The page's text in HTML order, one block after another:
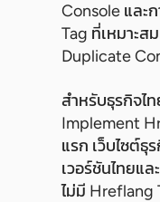
Console และ
Tag ที่เหมาะ
Duplicate
สำหรับธุรกิจไ
Implement
แรก เว็บไซต์ธุ
เวอร์ชันไทยแ
ไม่มี Hreflang